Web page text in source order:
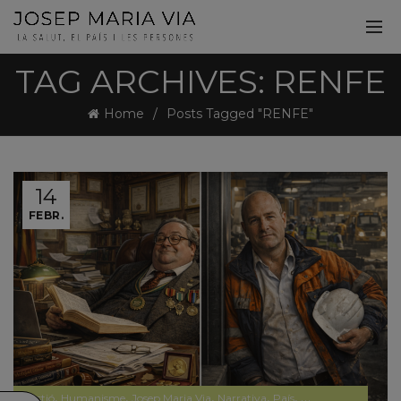
TAG ARCHIVES: RENFE
Home Posts Tagged "RENFE"
14
FEBR.
Gestió, Humanisme, Josep Maria Via, Narrativa, País, Papers privats ,